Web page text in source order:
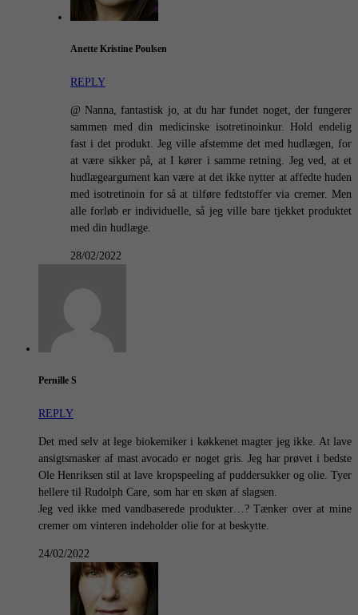
Anette Kristine Poulsen
REPLY
@ Nanna, fantastisk jo, at du har fundet noget, der fungerer
sammen med din medicinske isotretinoinkur. Hold endelig
fast i det produkt. Jeg ville afstemme det med hudlægen, for
at være sikker på, at I kører i samme retning. Jeg ved, at et
hudlægeargument kan være at det ikke nytter at affedte huden
med isotretinoin for så at tilføre fedtstoffer via cremer. Men
alle forløb er individuelle, så jeg ville bare tjekket produktet
med din hudlæge.
28/02/2022
Pernille S
REPLY
Det med selv at lege biokemiker i køkkenet magter jeg ikke. At lave
ansigtsmasker af mast avocado er noget gris. Jeg har prøvet i bedste
Ole Henriksen stil at lave kropspeeling af puddersukker og olie. Tyer
hellere til Rudolph Care, som har en skøn af slagsen.
Jeg ved ikke med vandbaserede produkter…? Tænker over at mine
cremer om vinteren indeholder olie for at beskytte.
24/02/2022